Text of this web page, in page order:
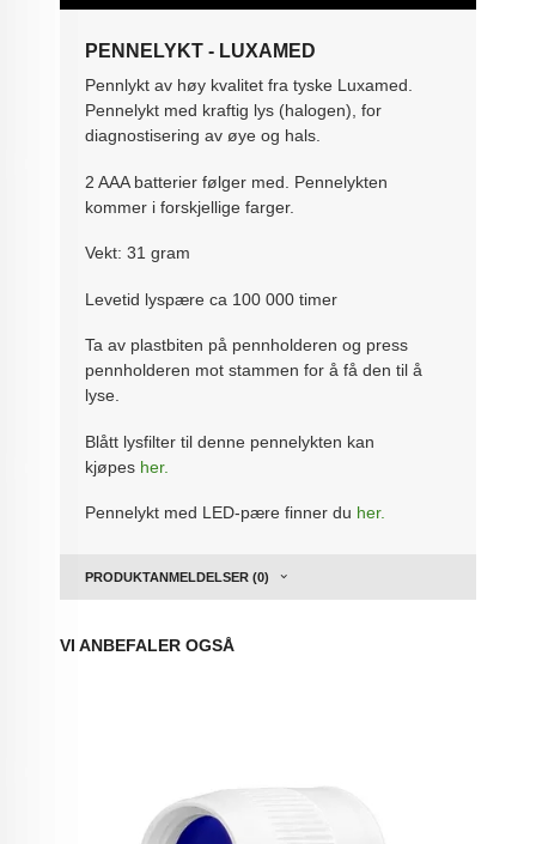
PENNELYKT - LUXAMED
Pennlykt av høy kvalitet fra tyske Luxamed.
Pennelykt med kraftig lys (halogen), for
diagnostisering av øye og hals.
2 AAA batterier følger med. Pennelykten
kommer i forskjellige farger.
Vekt: 31 gram
Levetid lyspære ca 100 000 timer
Ta av plastbiten på pennholderen og press
pennholderen mot stammen for å få den til å
lyse.
Blått lysfilter til denne pennelykten kan
kjøpes her.
Pennelykt med LED-pære finner du her.
PRODUKTANMELDELSER (0)
VI ANBEFALER OGSÅ